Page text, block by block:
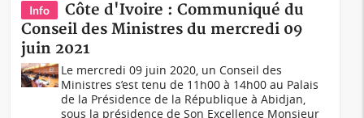
Info
Côte d'Ivoire : Communiqué du
Conseil des Ministres du mercredi 09
juin 2021
Le mercredi 09 juin 2020, un Conseil des
Ministres s’est tenu de 11h00 à 14h00 au Palais
de la Présidence de la République à Abidjan,
sous la présidence de Son Excellence Monsieur